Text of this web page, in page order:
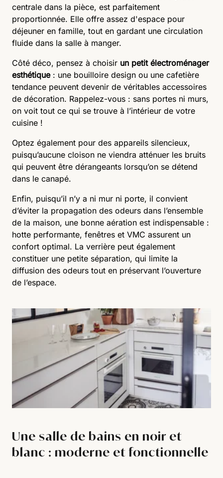
centrale dans la pièce, est parfaitement
proportionnée. Elle offre assez d'espace pour
déjeuner en famille, tout en gardant une circulation
fluide dans la salle à manger.
Côté déco, pensez à choisir un petit électroménager
esthétique: une bouilloire design ou une cafetière
tendance peuvent devenir de véritables accessoires
de décoration. Rappelez-vous : sans portes ni murs,
on voit tout ce qui se trouve à l’intérieur de votre
cuisine !
Optez également pour des appareils silencieux,
puisqu’aucune cloison ne viendra atténuer les bruits
qui peuvent être dérangeants lorsqu’on se détend
dans le canapé.
Enfin, puisqu’il n’y a ni mur ni porte, il convient
d’éviter la propagation des odeurs dans l’ensemble
de la maison, une bonne aération est indispensable :
hotte performante, fenêtres et VMC assurent un
confort optimal. La verrière peut également
constituer une petite séparation, qui limite la
diffusion des odeurs tout en préservant l’ouverture
de l’espace.
Une salle de bains en noir et
blanc : moderne et fonctionnelle